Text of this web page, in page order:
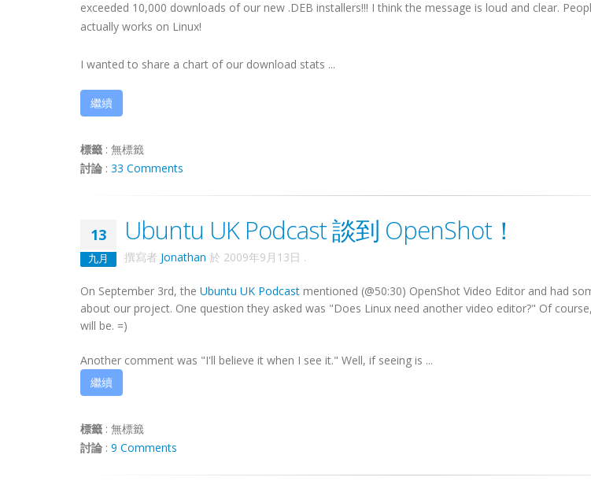
exceeded 10,000 downloads of our new .DEB installers!!! I think the message is loud and clear.
actually works on Linux!
I wanted to share a chart of our download stats ...
繼續
標籤 : 無標籤
討論 : 33 Comments
13
九月
Ubuntu UK Podcast 談到 OpenShot！
撰寫者 Jonathan 於 2009年9月13日 .
On September 3rd, the Ubuntu UK Podcast mentioned (@50:30) OpenShot Video Editor and had
about our project. One question they asked was "Does Linux need another video editor?" Of
will be. =)
Another comment was "I'll believe it when I see it." Well, if seeing is ...
繼續
標籤 : 無標籤
討論 : 9 Comments